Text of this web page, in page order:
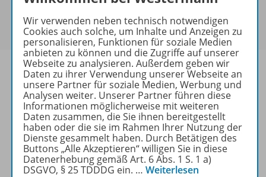
Studenten/Studentinnen und Universitätslehrenden
erworben werden.
Produktinformationen
Beschreibung
Wir verwenden neben technisch notwendigen
Cookies auch solche, um Inhalte und Anzeigen zu
personalisieren, Funktionen für soziale Medien
anbieten zu können und die Zugriffe auf unserer
Webseite zu analysieren. Außerdem geben wir
Daten zu ihrer Verwendung unserer Webseite an
unsere Partner für soziale Medien, Werbung und
Analysen weiter. Unserer Partner führen diese
Informationen möglicherweise mit weiteren
Daten zusammen, die Sie ihnen bereitgestellt
haben oder die sie im Rahmen Ihrer Nutzung der
Dienste gesammelt haben. Durch Betätigen des
Buttons „Alle Akzeptieren“ willigen Sie in diese
Datenerhebung gemäß Art. 6 Abs. 1 S. 1 a)
DSGVO, § 25 TDDDG ein. … Weiterlesen